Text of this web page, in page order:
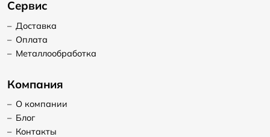
Сервис
– Доставка
– Оплата
– Металлообработка
Компания
– О компании
– Блог
– Контакты